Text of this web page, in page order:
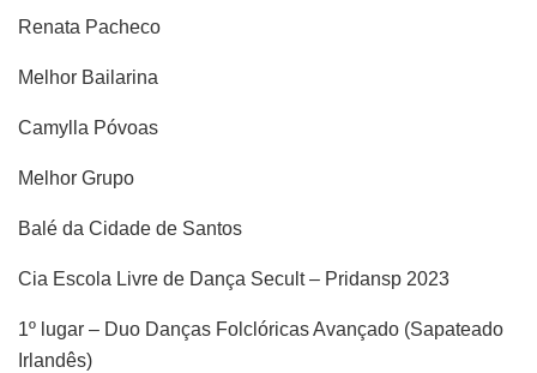
Renata Pacheco
Melhor Bailarina
Camylla Póvoas
Melhor Grupo
Balé da Cidade de Santos
Cia Escola Livre de Dança Secult – Pridansp 2023
1º lugar – Duo Danças Folclóricas Avançado (Sapateado
Irlandês)